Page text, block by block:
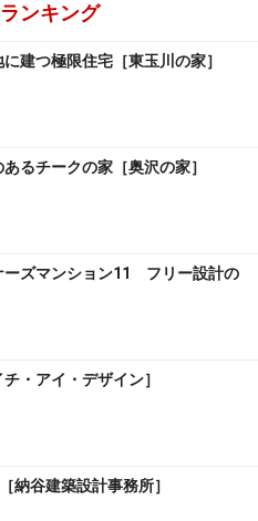
1/5 次のページへ
ンキング
建つ極限住宅［東玉川の家］
るチークの家［奥沢の家］
ーズマンション11 フリー設計の
・アイ・デザイン］
納谷建築設計事務所］